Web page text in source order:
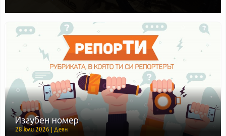
Изгубен номер
28 юли 2026 | Деян